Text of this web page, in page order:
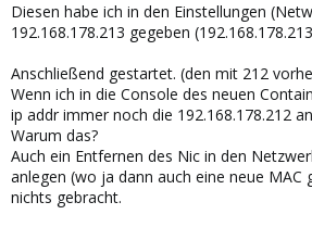
Diesen habe ich in den Einstellungen
192.168.178.213 gegeben
Anschließend gestartet. (den mit 212
Wenn ich in die Console des neuen
ip addr immer noch die 192.168.178.212
Warum das?
Auch ein Entfernen des Nic in den
anlegen (wo ja dann auch eine neue MAC
nichts gebracht.